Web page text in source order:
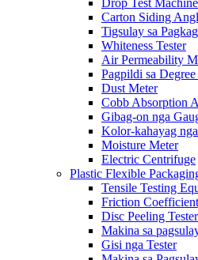
Drop Test Machine
Carton Siding
Tigsulay sa
Whiteness Tester
Air Permeability
Pagpildi sa Degree
Dust Meter
Cobb Absorption
Gibag-on nga
Kolor-kahayag
Moisture Meter
Electric Centrifuge
Plastic Flexible
Tensile Testing
Friction
Disc Peeling Tester
Makina sa
Gisi nga Tester